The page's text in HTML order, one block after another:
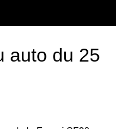
auto du 25